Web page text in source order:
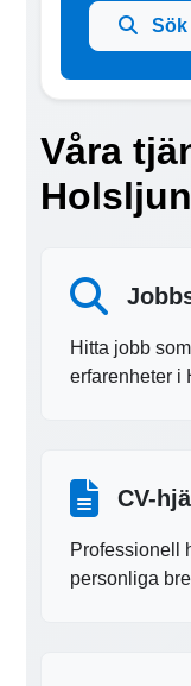
Våra
Hitta jobb
erfarenheter i
CV-
Professionell
personliga